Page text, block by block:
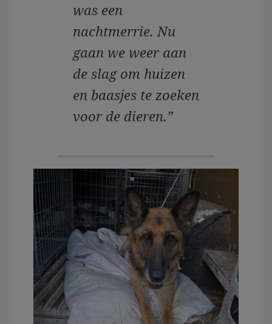
was een
nachtmerrie. Nu
gaan we weer aan
de slag om huizen
en baasjes te zoeken
voor de dieren.”